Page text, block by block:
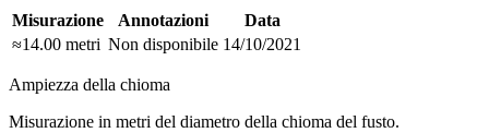
Misurazione Annotazioni
Data
≈14.00 metri Non disponibile 14/10/2021
Ampiezza della chioma
Misurazione in metri del diametro della chioma del fusto.